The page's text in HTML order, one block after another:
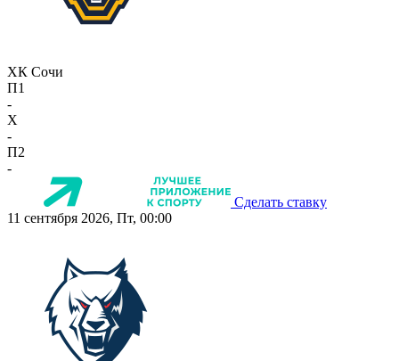
ХК Сочи
П1
-
X
-
П2
-
Сделать ставку
11 сентября 2026, Пт, 00:00